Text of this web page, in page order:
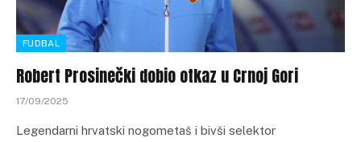
FUDBAL
Robert Prosinečki dobio otkaz u Crnoj Gori
17/09/2025
Legendarni hrvatski nogometaš i bivši selektor